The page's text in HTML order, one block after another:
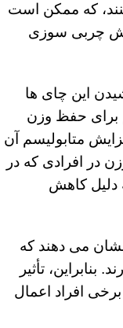
که ممکن است
چربی سوزی
این چای ها
حفظ وزن
متابولیسم آن‌
در افرادی که در
دلیل کاهش
می دهند که
بنابراین، تأثیر
افراد اعمال